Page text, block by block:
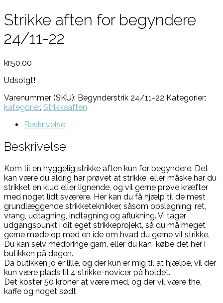
Strikke aften for begyndere
24/11-22
kr.50,00
Udsolgt!
Varenummer (SKU): Begynderstrik 24/11-22 Kategorier:
kategorier, Strikkeaften
Beskrivelse
Beskrivelse
Kom til en hyggelig strikke aften kun for begyndere. Det
kan være du aldrig har prøvet at strikke, eller måske har du
strikket en klud eller lignende, og vil gerne prøve kræfter
med noget lidt sværere. Her kan du få hjælp til de mest
grundlæggende strikketeknikker, såsom opslagning, ret,
vrang, udtagning, indtagning og aflukning. Vi tager
udgangspunkt i dit eget strikkeprojekt, så du må meget
gerne møde op med en ide om hvad du gerne vil strikke.
Du kan selv medbringe garn, eller du kan købe det her i
butikken på dagen.
Da butikken jo er lille, og der kun er mig til at hjælpe, vil der
kun være plads til 4 strikke-novicer på holdet.
Det koster 50 kroner at være med, og der vil være the,
kaffe og noget sødt